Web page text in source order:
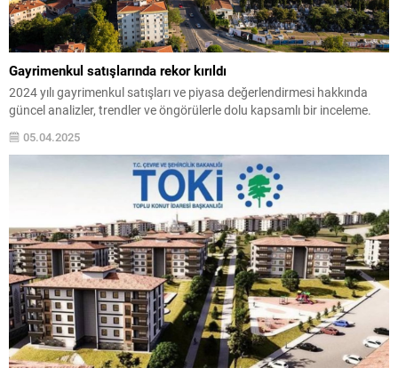
Gayrimenkul satışlarında rekor kırıldı
2024 yılı gayrimenkul satışları ve piyasa değerlendirmesi hakkında
güncel analizler, trendler ve öngörülerle dolu kapsamlı bir inceleme.
05.04.2025